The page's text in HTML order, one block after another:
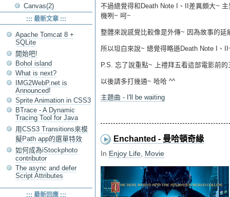
不過總覺得和Death Note I、II差異頗大~
機咧~ 呵~
整體來說感覺比較像是外傳~ 因為故事的
所以坦白來說~ 總覺得略遜Death Note I、
P.S. 忘了說重點~ 上禮拜五看這部電影前
以後請多打幾通~ 哈哈 ^^
主題曲 - I'll be waiting
Enchanted - 曼哈頓奇緣
In Enjoy Life Movie
Canvas(2)
::: 最新文章 :::
Apache Tomcat 8 +
SQLite
開始吧!
Bohol island
What is next?
IMG2WebP.net is
Announced!
Sprite Animation in CSS3
BTrace - A Dynamic
Tracing Tool for Java
用CSS3 Transitions來模
擬Path app的選單特效
如何成為iStockphoto
contributor
The async and defer
Script Attributes
::: 最新回應 :::